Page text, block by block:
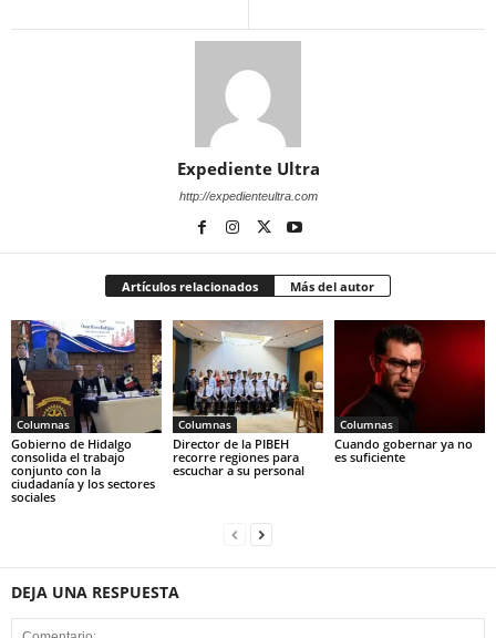
Expediente Ultra
http://expedienteultra.com
Artículos relacionados Más del autor
Columnas
Gobierno de Hidalgo
consolida el trabajo
conjunto con la
ciudadanía y los sectores
sociales
Columnas
Director de la PIBEH
recorre regiones para
escuchar a su personal
Columnas
Cuando gobernar ya no
es suficiente
DEJA UNA RESPUESTA